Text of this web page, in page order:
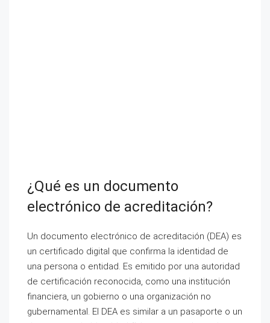
¿Qué es un documento
electrónico de acreditación?
Un documento electrónico de acreditación (DEA) es
un certificado digital que confirma la identidad de
una persona o entidad. Es emitido por una autoridad
de certificación reconocida, como una institución
financiera, un gobierno o una organización no
gubernamental. El DEA es similar a un pasaporte o un